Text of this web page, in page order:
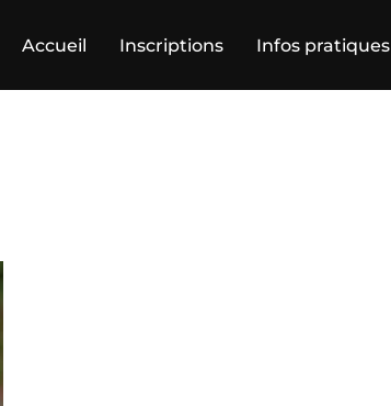
Accueil Inscriptions Infos pratiques